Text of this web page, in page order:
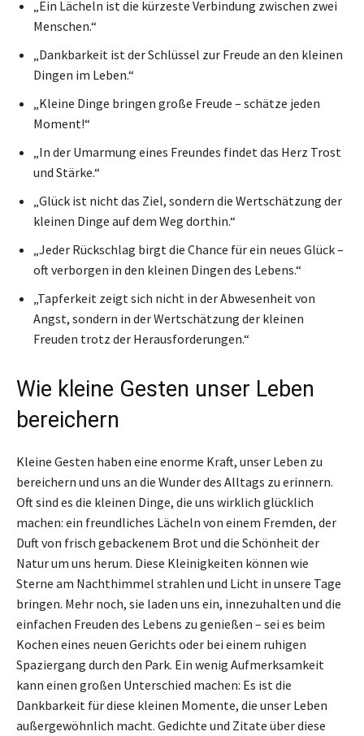
„Ein Lächeln ist die kürzeste Verbindung zwischen zwei
Menschen.“
„Dankbarkeit ist der Schlüssel zur Freude an den kleinen
Dingen im Leben.“
„Kleine Dinge bringen große Freude – schätze jeden
Moment!“
„In der Umarmung eines Freundes findet das Herz Trost
und Stärke.“
„Glück ist nicht das Ziel, sondern die Wertschätzung der
kleinen Dinge auf dem Weg dorthin.“
„Jeder Rückschlag birgt die Chance für ein neues Glück –
oft verborgen in den kleinen Dingen des Lebens.“
„Tapferkeit zeigt sich nicht in der Abwesenheit von
Angst, sondern in der Wertschätzung der kleinen
Freuden trotz der Herausforderungen.“
Wie kleine Gesten unser Leben
bereichern
Kleine Gesten haben eine enorme Kraft, unser Leben zu
bereichern und uns an die Wunder des Alltags zu erinnern.
Oft sind es die kleinen Dinge, die uns wirklich glücklich
machen: ein freundliches Lächeln von einem Fremden, der
Duft von frisch gebackenem Brot und die Schönheit der
Natur um uns herum. Diese Kleinigkeiten können wie
Sterne am Nachthimmel strahlen und Licht in unsere Tage
bringen. Mehr noch, sie laden uns ein, innezuhalten und die
einfachen Freuden des Lebens zu genießen – sei es beim
Kochen eines neuen Gerichts oder bei einem ruhigen
Spaziergang durch den Park. Ein wenig Aufmerksamkeit
kann einen großen Unterschied machen: Es ist die
Dankbarkeit für diese kleinen Momente, die unser Leben
außergewöhnlich macht. Gedichte und Zitate über diese